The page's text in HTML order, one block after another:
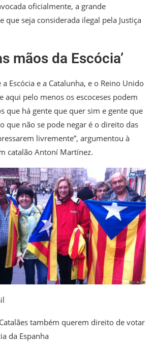
oficialmente, a grande
que seja considerada ilegal pela Justiça
mãos da Escócia’
Escócia e a Catalunha, e o Reino Unido
aqui pelo menos os escoceses podem
que há gente que quer sim e gente que
que não se pode negar é o direito das
livremente”, argumentou à
catalão Antoní Martínez.
Catalães também querem direito de votar
da Espanha